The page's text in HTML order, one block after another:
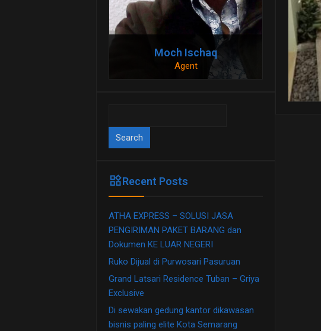
Moch Ischaq
Agent
for:
widgetsRecent Posts
ATHA EXPRESS – SOLUSI JASA
PENGIRIMAN PAKET BARANG dan
Dokumen KE LUAR NEGERI
Ruko Dijual di Purwosari Pasuruan
Grand Latsari Residence Tuban – Griya
Exclusive
Di sewakan gedung kantor dikawasan
bisnis paling elite Kota Semarang